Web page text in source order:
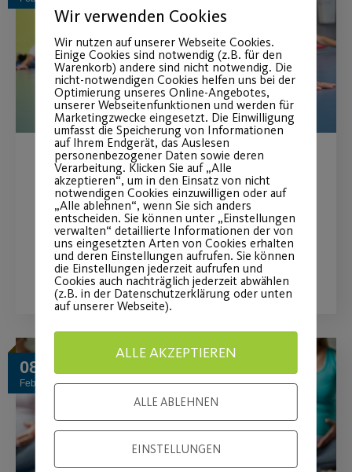
Digitaler Gesundheitstag
Gesund, agil und entspannt bleiben.
WEITERLESEN
08
Feb.
Wir verwenden Cookies
Wir nutzen auf unserer Webseite Cookies.
Einige Cookies sind notwendig (z.B. für den
Warenkorb) andere sind nicht notwendig. Die
nicht-notwendigen Cookies helfen uns bei der
Optimierung unseres Online-Angebotes,
unserer Webseitenfunktionen und werden für
Marketingzwecke eingesetzt. Die Einwilligung
umfasst die Speicherung von Informationen
auf Ihrem Endgerät, das Auslesen
personenbezogener Daten sowie deren
Verarbeitung. Klicken Sie auf „Alle
akzeptieren“, um in den Einsatz von nicht
notwendigen Cookies einzuwilligen oder auf
„Alle ablehnen“, wenn Sie sich anders
entscheiden. Sie können unter „Einstellungen
verwalten“ detaillierte Informationen der von
uns eingesetzten Arten von Cookies erhalten
und deren Einstellungen aufrufen. Sie können
die Einstellungen jederzeit aufrufen und
Cookies auch nachträglich jederzeit abwählen
(z.B. in der Datenschutzerklärung oder unten
auf unserer Webseite).
ALLE AKZEPTIEREN
ALLE ABLEHNEN
EINSTELLUNGEN